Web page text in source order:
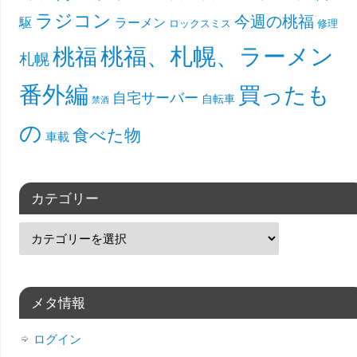
駆 ラジコン ラーメン ロックスミス 今週の桃福 修理
札幌桃福桃福、札幌、ラーメン
番外編 禁酒 自宅サーバー 自転車 買ったも
の 車載 食べた物
カテゴリー
メタ情報
ログイン